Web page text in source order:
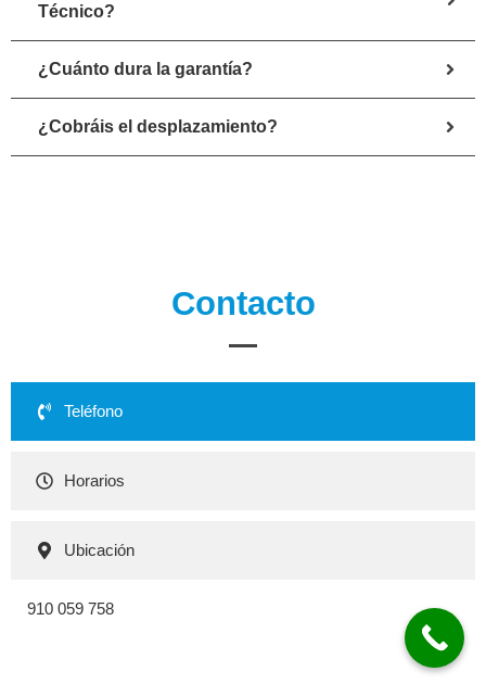
Técnico?
¿Cuánto dura la garantía?
¿Cobráis el desplazamiento?
Contacto
Teléfono
Horarios
Ubicación
910 059 758